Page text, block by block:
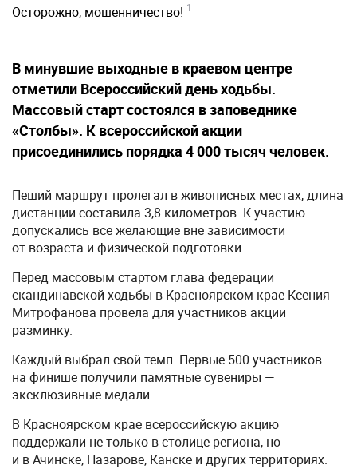
Осторожно, мошенничество! 1
В минувшие выходные в краевом центре
отметили Всероссийский день ходьбы.
Массовый старт состоялся в заповеднике
«Столбы». К всероссийской акции
присоединились порядка 4 000 тысяч человек.
Пеший маршрут пролегал в живописных местах, длина
дистанции составила 3,8 километров. К участию
допускались все желающие вне зависимости
от возраста и физической подготовки.
Перед массовым стартом глава федерации
скандинавской ходьбы в Красноярском крае Ксения
Митрофанова провела для участников акции
разминку.
Каждый выбрал свой темп. Первые 500 участников
на финише получили памятные сувениры —
эксклюзивные медали.
В Красноярском крае всероссийскую акцию
поддержали не только в столице региона, но
и в Ачинске, Назарове, Канске и других территориях.